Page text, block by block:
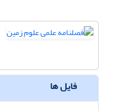
فایل ها